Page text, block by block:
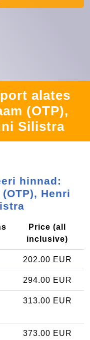
alates
(OTP),
Silistra
hinnad:
Henri
Price (all
inclusive)
202.00 EUR
294.00 EUR
313.00 EUR
373.00 EUR